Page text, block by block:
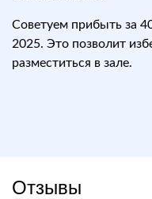
Советуем прибыть за
2025. Это позволит
разместиться в зале.
Отзывы